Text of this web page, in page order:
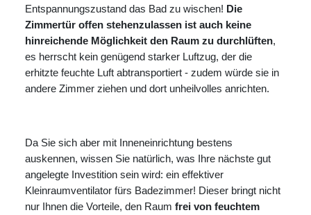
Entspannungszustand das Bad zu wischen! Die
Zimmertür offen stehenzulassen ist auch keine
hinreichende Möglichkeit den Raum zu durchlüften,
es herrscht kein genügend starker Luftzug, der die
erhitzte feuchte Luft abtransportiert - zudem würde sie in
andere Zimmer ziehen und dort unheilvolles anrichten.
Da Sie sich aber mit Inneneinrichtung bestens
auskennen, wissen Sie natürlich, was Ihre nächste gut
angelegte Investition sein wird: ein effektiver
Kleinraumventilator fürs Badezimmer! Dieser bringt nicht
nur Ihnen die Vorteile, den Raum frei von feuchtem